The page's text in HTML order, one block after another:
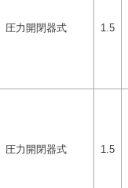
圧力開閉器式 1.5
圧力開閉器式 1.5